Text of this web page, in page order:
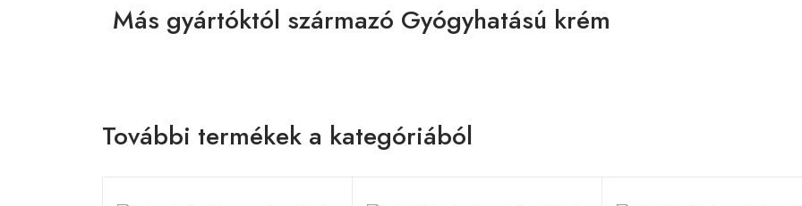
Más gyártóktól származó Gyógyhatású krém
További termékek a kategóriából